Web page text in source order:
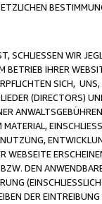
SCHLIESSEN WIR
IHRER
SICH,
(DIRECTORS)
WEBSEITE
DEN
(EINSCHLIESSLICH
DER